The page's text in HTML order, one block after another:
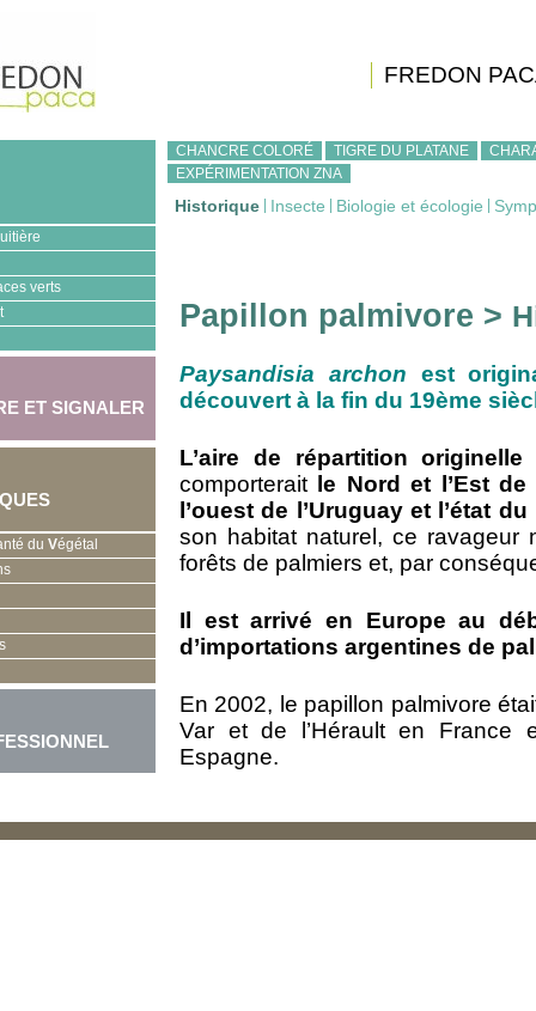
FREDON
verts
ET SIGNALER
du Végétal
CHANCRE COLORÉ TIGRE DU PLATANE
EXPÉRIMENTATION ZNA
Historique Insecte Biologie et écologie
Papillon palmivore >
Paysandisia archon est
découvert à la fin du 19ème
L’aire de répartition originelle
comporterait
le Nord et l’Est de
l’ouest de l’Uruguay et l’état
son habitat naturel, ce ravageur
forêts de palmiers et, par
Il est arrivé en Europe au
d’importations argentines de
En 2002, le papillon palmivore
Var et de l’Hérault en France
Espagne.
France.On le retrouve très